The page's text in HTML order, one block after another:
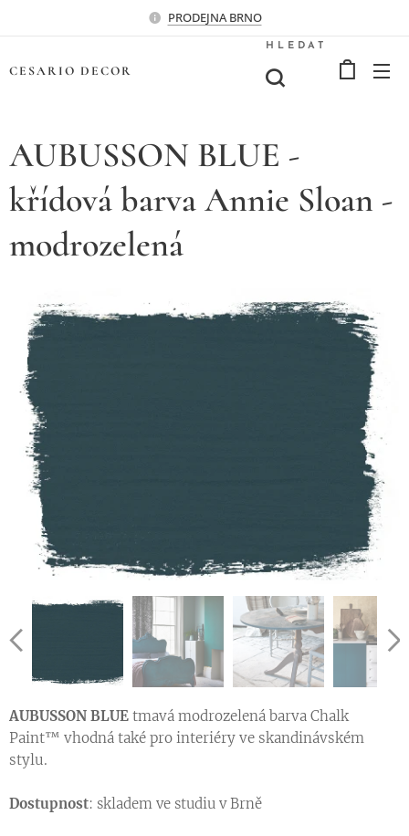
PRODEJNA BRNO
CESARIO DECOR
HLEDAT
AUBUSSON BLUE -
křídová barva Annie Sloan -
modrozelená
AUBUSSON BLUE tmavá modrozelená barva Chalk
Paint™ vhodná také pro interiéry ve skandinávském
stylu.
Dostupnost: skladem ve studiu v Brně